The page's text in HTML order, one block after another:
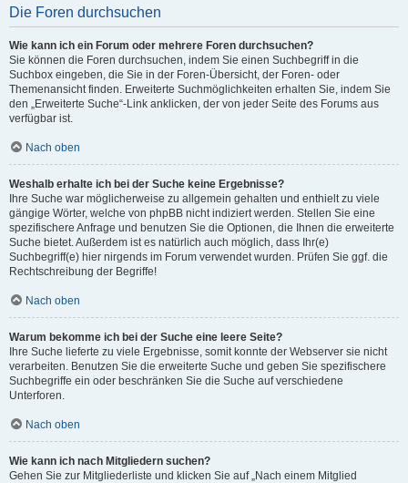
Die Foren durchsuchen
Wie kann ich ein Forum oder mehrere Foren durchsuchen?
Sie können die Foren durchsuchen, indem Sie einen Suchbegriff in die
Suchbox eingeben, die Sie in der Foren-Übersicht, der Foren- oder
Themenansicht finden. Erweiterte Suchmöglichkeiten erhalten Sie, indem Sie
den „Erweiterte Suche“-Link anklicken, der von jeder Seite des Forums aus
verfügbar ist.
Nach oben
Weshalb erhalte ich bei der Suche keine Ergebnisse?
Ihre Suche war möglicherweise zu allgemein gehalten und enthielt zu viele
gängige Wörter, welche von phpBB nicht indiziert werden. Stellen Sie eine
spezifischere Anfrage und benutzen Sie die Optionen, die Ihnen die erweiterte
Suche bietet. Außerdem ist es natürlich auch möglich, dass Ihr(e)
Suchbegriff(e) hier nirgends im Forum verwendet wurden. Prüfen Sie ggf. die
Rechtschreibung der Begriffe!
Nach oben
Warum bekomme ich bei der Suche eine leere Seite?
Ihre Suche lieferte zu viele Ergebnisse, somit konnte der Webserver sie nicht
verarbeiten. Benutzen Sie die erweiterte Suche und geben Sie spezifischere
Suchbegriffe ein oder beschränken Sie die Suche auf verschiedene
Unterforen.
Nach oben
Wie kann ich nach Mitgliedern suchen?
Gehen Sie zur Mitgliederliste und klicken Sie auf „Nach einem Mitglied